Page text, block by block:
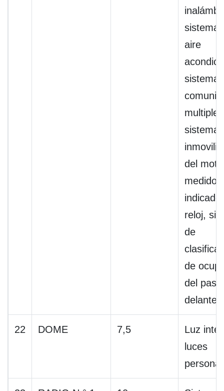
sistema
aire
sistema
sistema
del
medidor
reloj,
de
de
del
22 DOME 7,5
Luz
luces